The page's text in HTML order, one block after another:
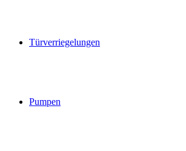
Türverriegelungen
Pumpen